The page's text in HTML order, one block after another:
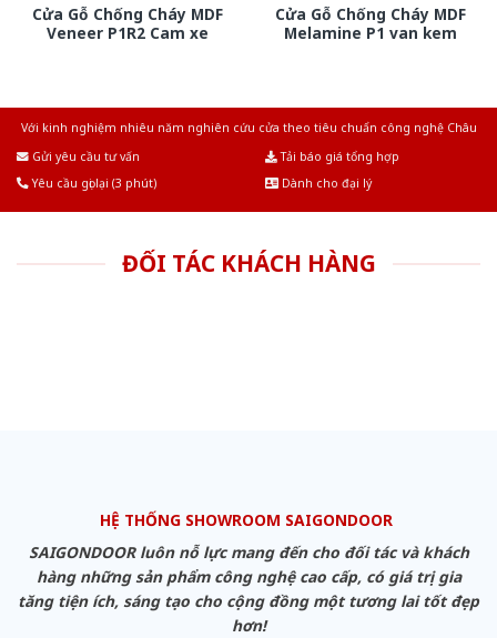
Cửa Gỗ Chống Cháy MDF
Veneer P1R2 Cam xe
Cửa Gỗ Chống Cháy MDF
Melamine P1 van kem
Với kinh nghiệm nhiêu năm nghiên cứu cửa theo tiêu chuẩn công nghệ Châu
Gửi yêu cầu tư vấn
Tải báo giá tổng hợp
Yêu cầu gọi lại (3 phút)
Dành cho đại lý
ĐỐI TÁC KHÁCH HÀNG
HỆ THỐNG SHOWROOM SAIGONDOOR
SAIGONDOOR luôn nỗ lực mang đến cho đối tác và khách
hàng những sản phẩm công nghệ cao cấp, có giá trị gia
tăng tiện ích, sáng tạo cho cộng đồng một tương lai tốt đẹp
hơn!